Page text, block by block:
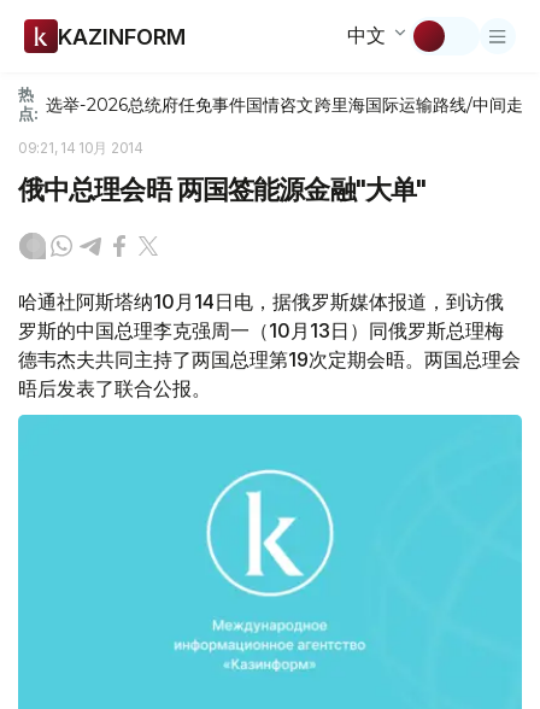
KAZINFORM 中文
热
点: 选举-2026总统府任免事件国情咨文跨里海国际运输路线/中间走廊
09:21, 14 10月 2014
俄中总理会晤 两国签能源金融"大单"
哈通社阿斯塔纳10月14日电，据俄罗斯媒体报道，到访俄
罗斯的中国总理李克强周一（10月13日）同俄罗斯总理梅
德韦杰夫共同主持了两国总理第19次定期会晤。两国总理会
晤后发表了联合公报。